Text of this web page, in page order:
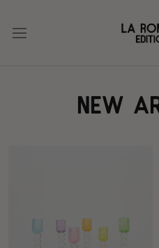
New